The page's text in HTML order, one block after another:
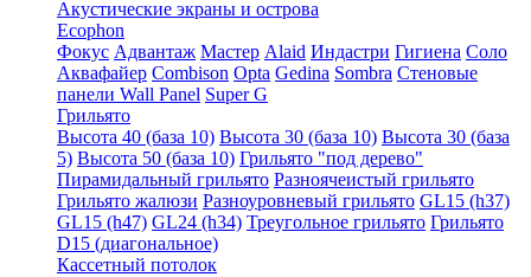
Акустические экраны и острова
Ecophon
Фокус Адвантаж Мастер Alaid Индастри Гигиена Соло
Аквафайер Combison Opta Gedina Sombra Стеновые
панели Wall Panel Super G
Грильято
Высота 40 (база 10) Высота 30 (база 10) Высота 30 (база
5) Высота 50 (база 10) Грильято "под дерево"
Пирамидальный грильято Разноячеистый грильято
Грильято жалюзи Разноуровневый грильято GL15 (h37)
GL15 (h47) GL24 (h34) Треугольное грильято Грильято
D15 (диагональное)
Кассетный потолок